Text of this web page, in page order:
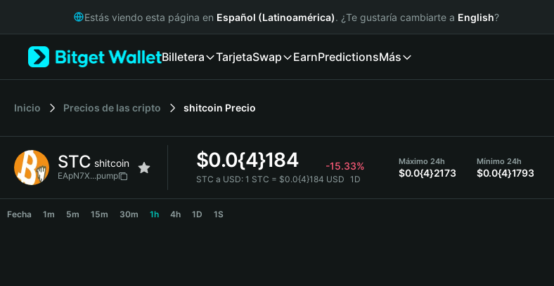
Русский
Italiano
简体中文
繁體中文
Bahasa Indonesia
Estás viendo esta página en Español (Latinoamérica). ¿Te gustaría cambiarte a English?
Billetera TarjetaSwap EarnPredictionsMás
Inicio Precios de las cripto shitcoin Precio
STC shitcoin
EApN7X...pump
$0.0{4}184 -15.33%
STC a USD: 1 STC = $0.0{4}184 USD 1D
Máximo 24h
$0.0{4}2173
Mínimo 24h
$0.0{4}1793
Fecha 1m 5m 15m 30m 1h 4h 1D 1S